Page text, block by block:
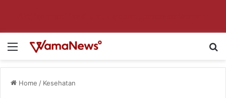
Menu
Home / Kesehatan